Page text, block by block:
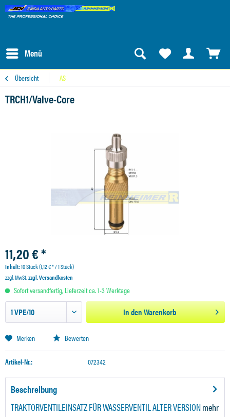
Menü
Übersicht AS
TRCH1/Valve-Core
11,20 € *
Inhalt:10 Stück (1,12 € * / 1 Stück)
zzgl. MwSt.zzgl. Versandkosten
Sofort versandfertig, Lieferzeit ca. 1-3 Werktage
In denWarenkorb
Merken Bewerten
Artikel-Nr.: 072342
Beschreibung
TRAKTORVENTILEINSATZ FÜR WASSERVENTIL ALTER VERSIONmehr